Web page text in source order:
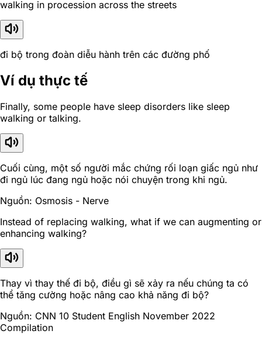
walking in procession across the streets
đi bộ trong đoàn diễu hành trên các đường phố
Ví dụ thực tế
Finally, some people have sleep disorders like sleep
walking or talking.
Cuối cùng, một số người mắc chứng rối loạn giấc ngủ như
đi ngủ lúc đang ngủ hoặc nói chuyện trong khi ngủ.
Nguồn: Osmosis - Nerve
Instead of replacing walking, what if we can augmenting or
enhancing walking?
Thay vì thay thế đi bộ, điều gì sẽ xảy ra nếu chúng ta có
thể tăng cường hoặc nâng cao khả năng đi bộ?
Nguồn: CNN 10 Student English November 2022
Compilation